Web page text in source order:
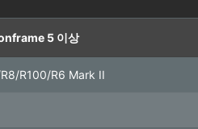
5 이상
R100/R6 Mark II